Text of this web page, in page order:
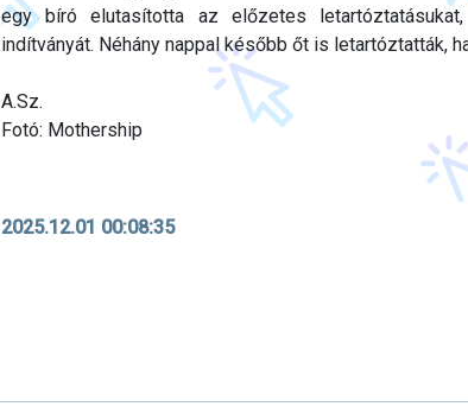
egy bíró elutasította az előzetes
indítványát. Néhány nappal később őt is letartóztatták,
A.Sz.
Fotó: Mothership
2025.12.01 00:08:35